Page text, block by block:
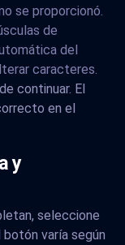
se proporcionó.
de
del
caracteres.
continuar. El
en el
y
seleccione
varía según